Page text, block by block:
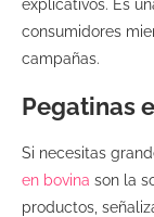
explicativos. Es
consumidores
campañas.
Pegatinas
Si necesitas
en bovina son la
productos,